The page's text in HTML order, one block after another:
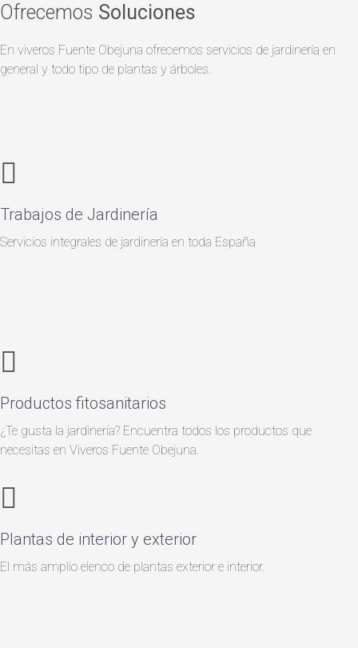
Ofrecemos Soluciones
En viveros Fuente Obejuna ofrecemos servicios de jardinería en
general y todo tipo de plantas y árboles.
Trabajos de Jardinería
Servicios integrales de jardinería en toda España
Productos fitosanitarios
¿Te gusta la jardinería? Encuentra todos los productos que
necesitas en Viveros Fuente Obejuna.
Plantas de interior y exterior
El más amplio elenco de plantas exterior e interior.